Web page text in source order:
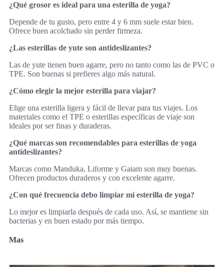
¿Qué grosor es ideal para una esterilla de yoga?
Depende de tu gusto, pero entre 4 y 6 mm suele estar bien.
Ofrece buen acolchado sin perder firmeza.
¿Las esterillas de yute son antideslizantes?
Las de yute tienen buen agarre, pero no tanto como las de PVC o
TPE. Son buenas si prefieres algo más natural.
¿Cómo elegir la mejor esterilla para viajar?
Elige una esterilla ligera y fácil de llevar para tus viajes. Los
materiales como el TPE o esterillas específicas de viaje son
ideales por ser finas y duraderas.
¿Qué marcas son recomendables para esterillas de yoga
antideslizantes?
Marcas como Manduka, Liforme y Gaiam son muy buenas.
Ofrecen productos duraderos y con excelente agarre.
¿Con qué frecuencia debo limpiar mi esterilla de yoga?
Lo mejor es limpiarla después de cada uso. Así, se mantiene sin
bacterias y en buen estado por más tiempo.
Mas